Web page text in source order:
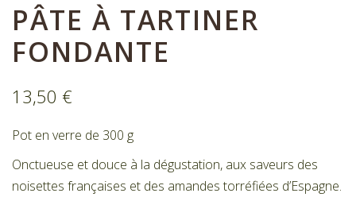
PÂTE À TARTINER
FONDANTE
13,50 €
Pot en verre de 300 g
Onctueuse et douce à la dégustation, aux saveurs des
noisettes françaises et des amandes torréfiées d’Espagne.